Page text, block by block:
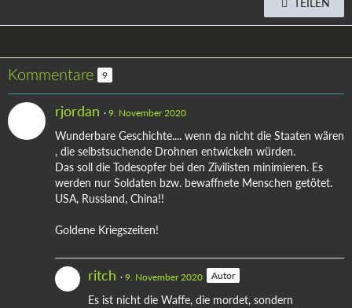
TEILEN
Kommentare 9
rjordan 9. November 2020
Wunderbare Geschichte.... wenn da nicht die Staaten wären
, die selbstsuchende Drohnen entwickeln würden.
Das soll die Todesopfer bei den Zivilisten minimieren. Es
werden nur Soldaten bzw. bewaffnete Menschen getötet.
USA, Russland, China!!
Goldene Kriegszeiten!
ritch 9. November 2020 Autor
Es ist nicht die Waffe, die mordet, sondern